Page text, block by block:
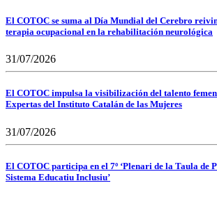
El COTOC se suma al Día Mundial del Cerebro
terapia ocupacional en la rehabilitación neurológica
31/07/2026
El COTOC impulsa la visibilización del talento
Expertas del Instituto Catalán de las Mujeres
31/07/2026
El COTOC participa en el 7º ‘Plenari de la Taula de
Sistema Educatiu Inclusiu’